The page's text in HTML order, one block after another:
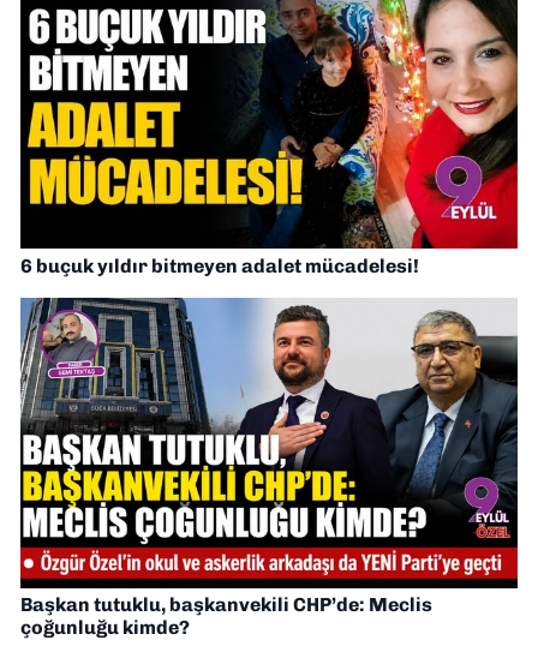
6 buçuk yıldır bitmeyen adalet mücadelesi!
Başkan tutuklu, başkanvekili CHP’de: Meclis
çoğunluğu kimde?